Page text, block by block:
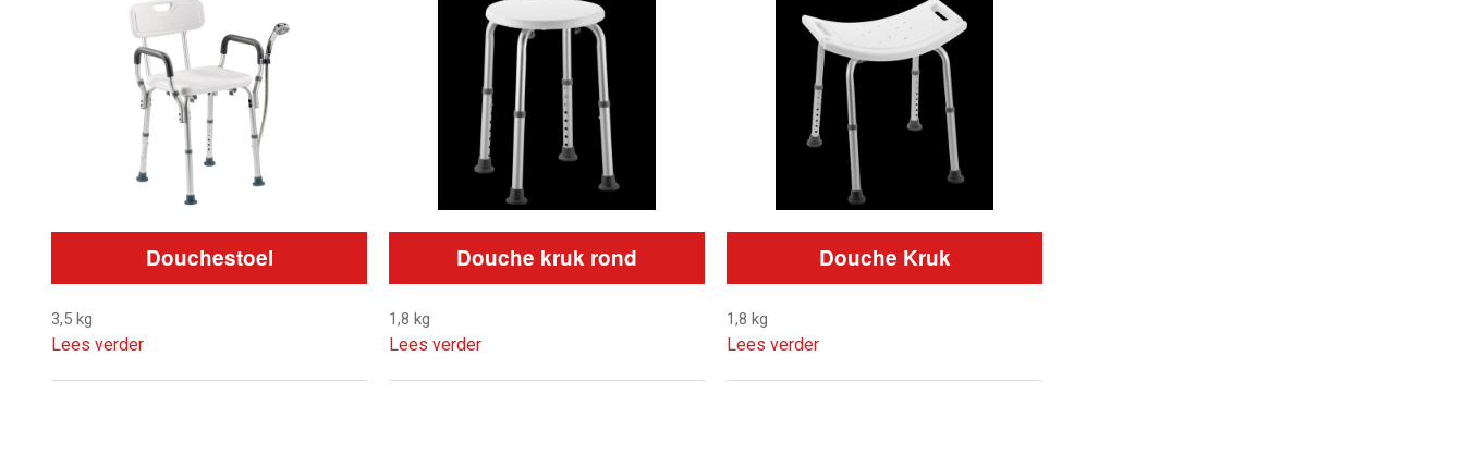
Douchestoel
3,5 kg
Lees verder
Douche kruk rond
1,8 kg
Lees verder
Douche Kruk
1,8 kg
Lees verder